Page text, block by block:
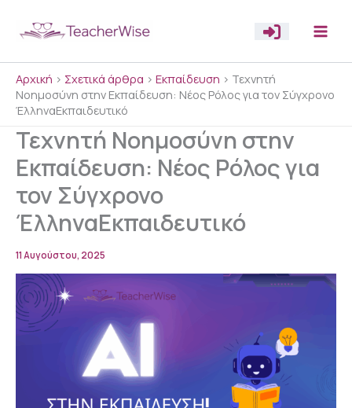
Αρχική > Σχετικά άρθρα > Εκπαίδευση > Τεχνητή
Νοημοσύνη στην Εκπαίδευση: Νέος Ρόλος για τον Σύγχρονο
ΈλληναΕκπαιδευτικό
Τεχνητή Νοημοσύνη στην
Εκπαίδευση: Νέος Ρόλος για
τον Σύγχρονο
ΈλληναΕκπαιδευτικό
11 Αυγούστου, 2025